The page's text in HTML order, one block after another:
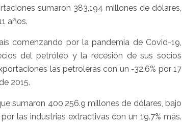
sumaron 383,194 millones de dólares,
años.
comenzando por la pandemia de Covid-19,
del petróleo y la recesión de sus socios
las petroleras con un -32.6% por 17
2015.
sumaron 400,256.9 millones de dólares, bajo
las industrias extractivas con un 19.7% más.